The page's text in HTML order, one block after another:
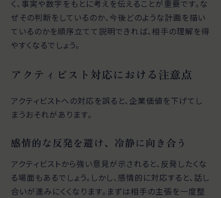
く、事実や数字をもとに考えを伝えることが重要です。な
ぜその判断をしているのか、今後どのような計画を描い
ているのかを順序立てて説明できれば、相手の理解を得
やすくなるでしょう。
アクティビスト対応における注意点
アクティビストへの対応を誤ると、企業価値を下げてし
まうおそれがあります。
感情的な反発を避け、冷静に向き合う
アクティビストから強い意見が示されると、反発したくな
る場面もあるでしょう。しかし、感情的に対応すると、話し
合いが進みにくくなります。まずは相手の主張を一度整